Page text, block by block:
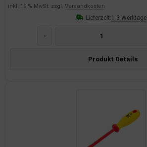
inkl. 19 % MwSt. zzgl. Versandkosten
Lieferzeit:1-3 Werktage
-
Produkt Details